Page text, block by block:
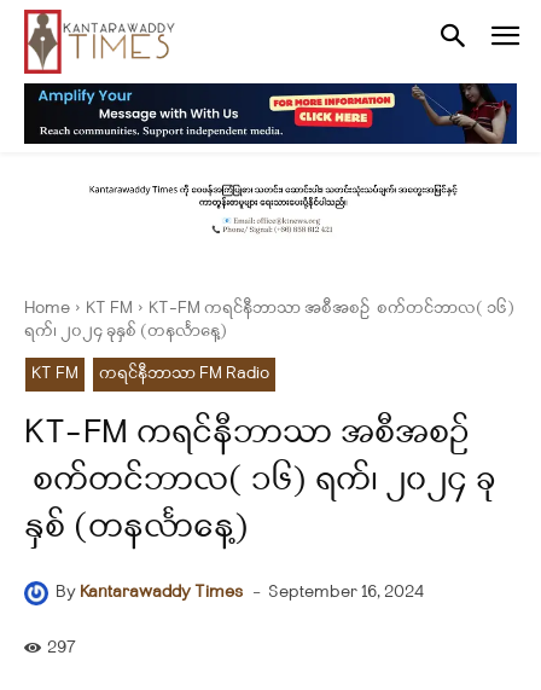
Home KT FM
KT-FM ကရင်နီဘာသာ အစီအစဉ် စက်တင်ဘာလ( ၁၆)
ရက်၊ ၂၀၂၄ ခုနှစ် (တနင်္လာနေ့)
KT FM
ကရင်နီဘာသာ FM Radio
KT-FM ကရင်နီဘာသာ အစီအစဉ်
စက်တင်ဘာလ( ၁၆) ရက်၊ ၂၀၂၄ ခု
နှစ် (တနင်္လာနေ့)
By Kantarawaddy Times - September 16, 2024
297